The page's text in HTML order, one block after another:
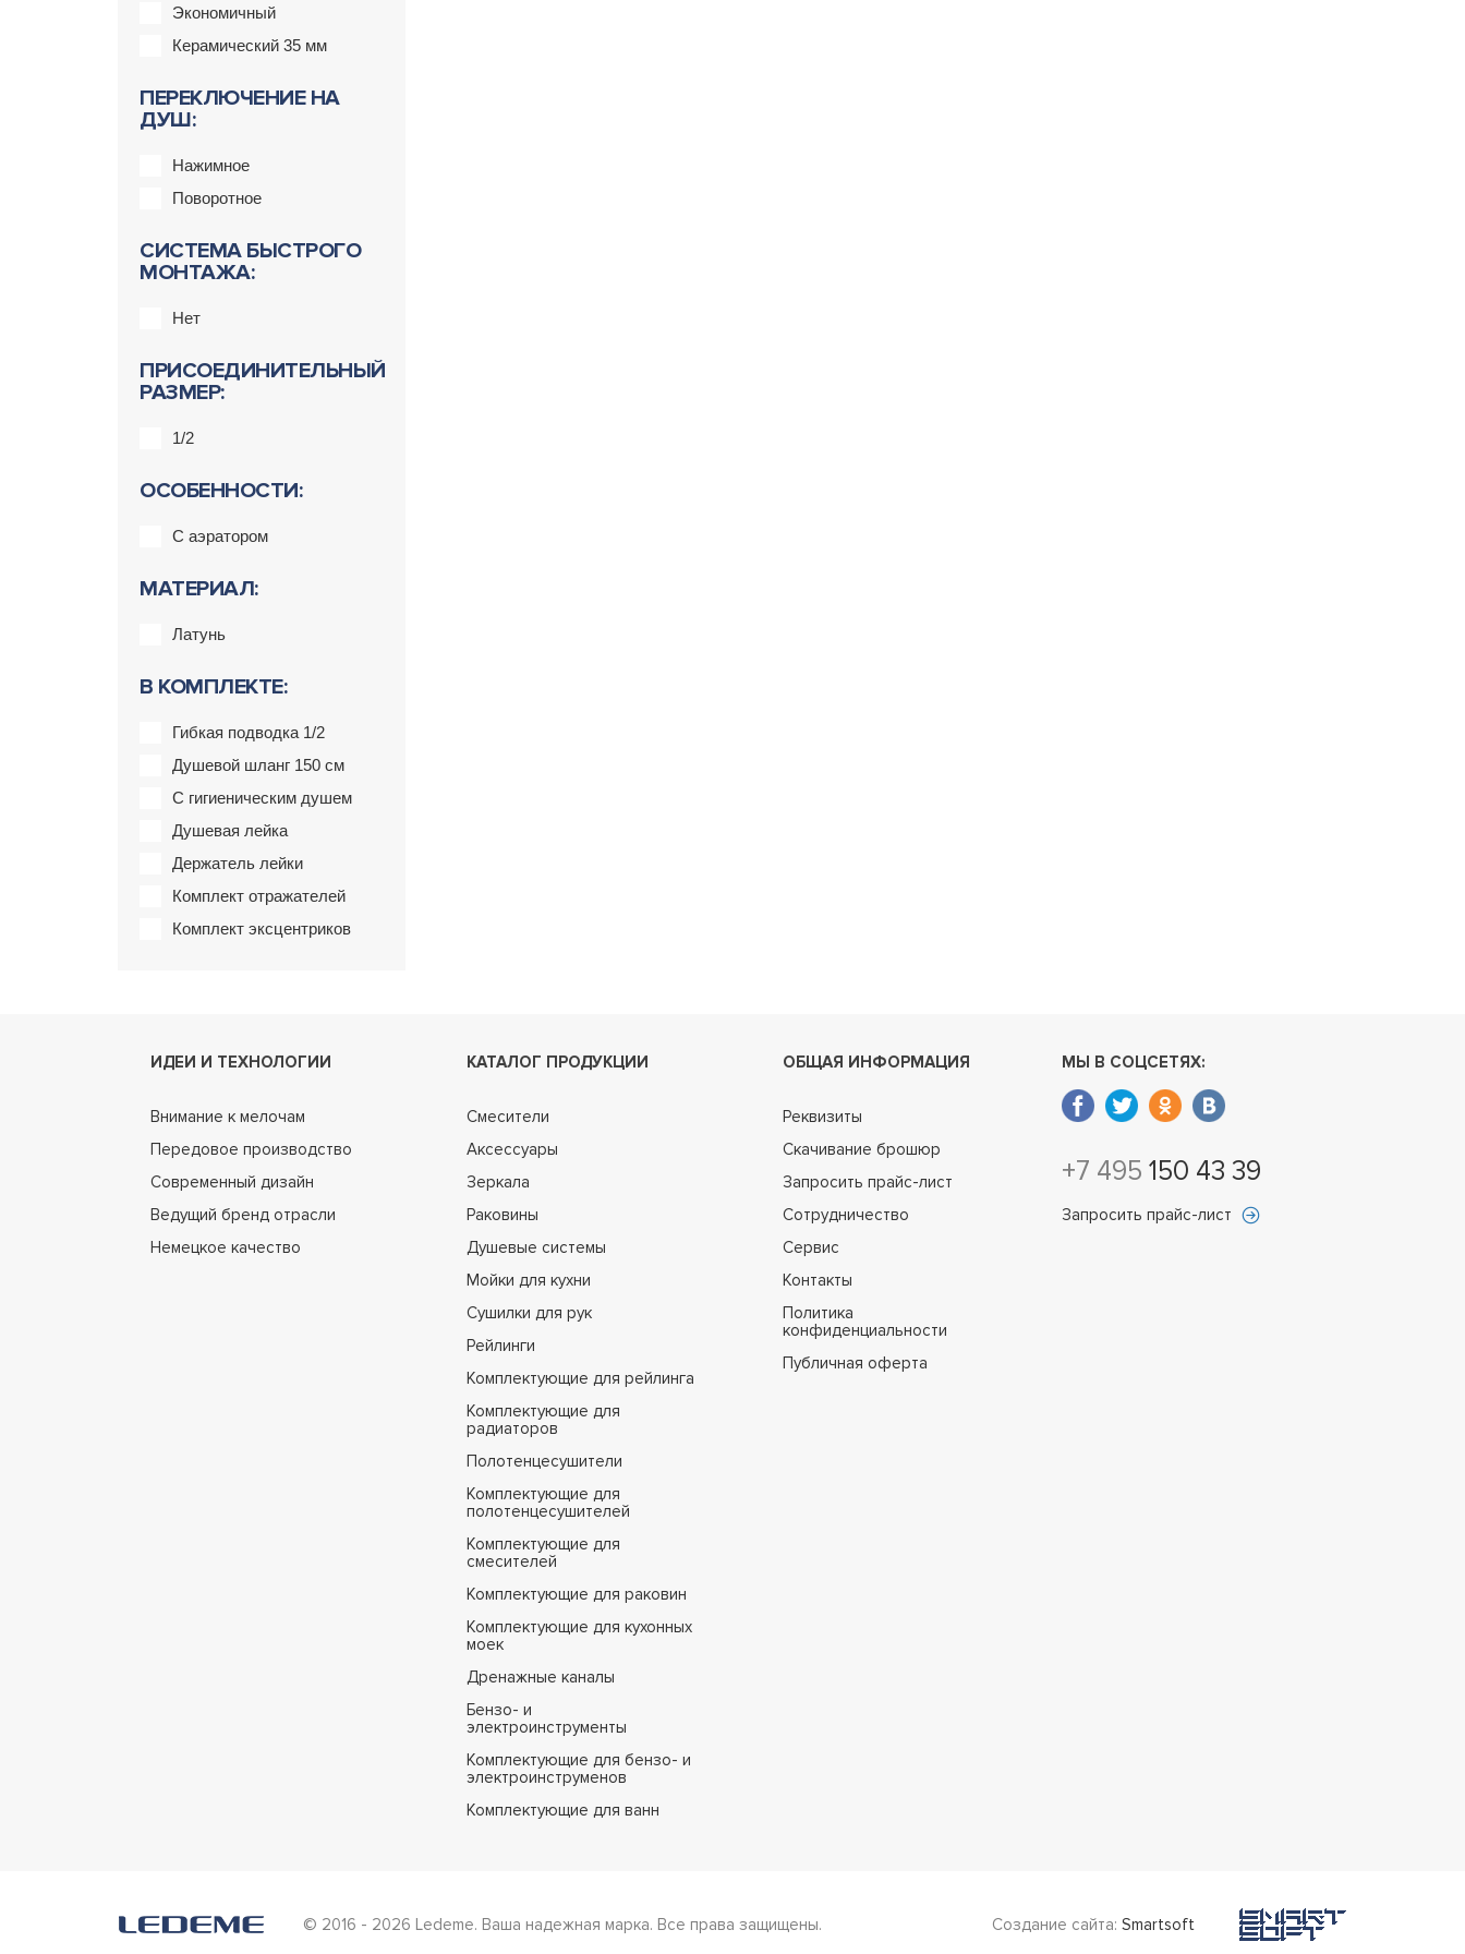
Экономичный
Керамический 35 мм
ПЕРЕКЛЮЧЕНИЕ НА
ДУШ:
Нажимное
Поворотное
СИСТЕМА БЫСТРОГО
МОНТАЖА:
Нет
ПРИСОЕДИНИТЕЛЬНЫЙ
РАЗМЕР:
1/2
ОСОБЕННОСТИ:
С аэратором
МАТЕРИАЛ:
Латунь
В КОМПЛЕКТЕ:
Гибкая подводка 1/2
Душевой шланг 150 см
С гигиеническим душем
Душевая лейка
Держатель лейки
Комплект отражателей
Комплект эксцентриков
ИДЕИ И ТЕХНОЛОГИИ
Внимание к мелочам
Передовое производство
Современный дизайн
Ведущий бренд отрасли
Немецкое качество
КАТАЛОГ ПРОДУКЦИИ
Смесители
Аксессуары
Зеркала
Раковины
Душевые системы
Мойки для кухни
Сушилки для рук
Рейлинги
Комплектующие для рейлинга
Комплектующие для
радиаторов
Полотенцесушители
Комплектующие для
полотенцесушителей
Комплектующие для
смесителей
Комплектующие для раковин
Комплектующие для кухонных
моек
Дренажные каналы
Бензо- и
электроинструменты
Комплектующие для бензо- и
электроинструменов
Комплектующие для ванн
ОБЩАЯ ИНФОРМАЦИЯ
Реквизиты
Скачивание брошюр
Запросить прайс-лист
Сотрудничество
Сервис
Контакты
Политика
конфиденциальности
Публичная оферта
МЫ В СОЦСЕТЯХ:
+7 495 150 43 39
Запросить прайс-лист
© 2016 - 2026 Ledeme. Ваша надежная марка. Все права защищены. Создание сайта: Smartsoft